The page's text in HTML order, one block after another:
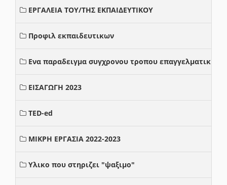
ΕΡΓΑΛΕΙΑ ΤΟΥ/ΤΗΣ ΕΚΠΑΙΔΕΥΤΙΚΟΥ
Προφιλ εκπαιδευτικων
Ενα παραδειγμα συγχρονου τροπου επαγγελματικης
ΕΙΣΑΓΩΓΗ 2023
TED-ed
ΜΙΚΡΗ ΕΡΓΑΣΙΑ 2022-2023
Υλικο που στηριζει "ψαξιμο"